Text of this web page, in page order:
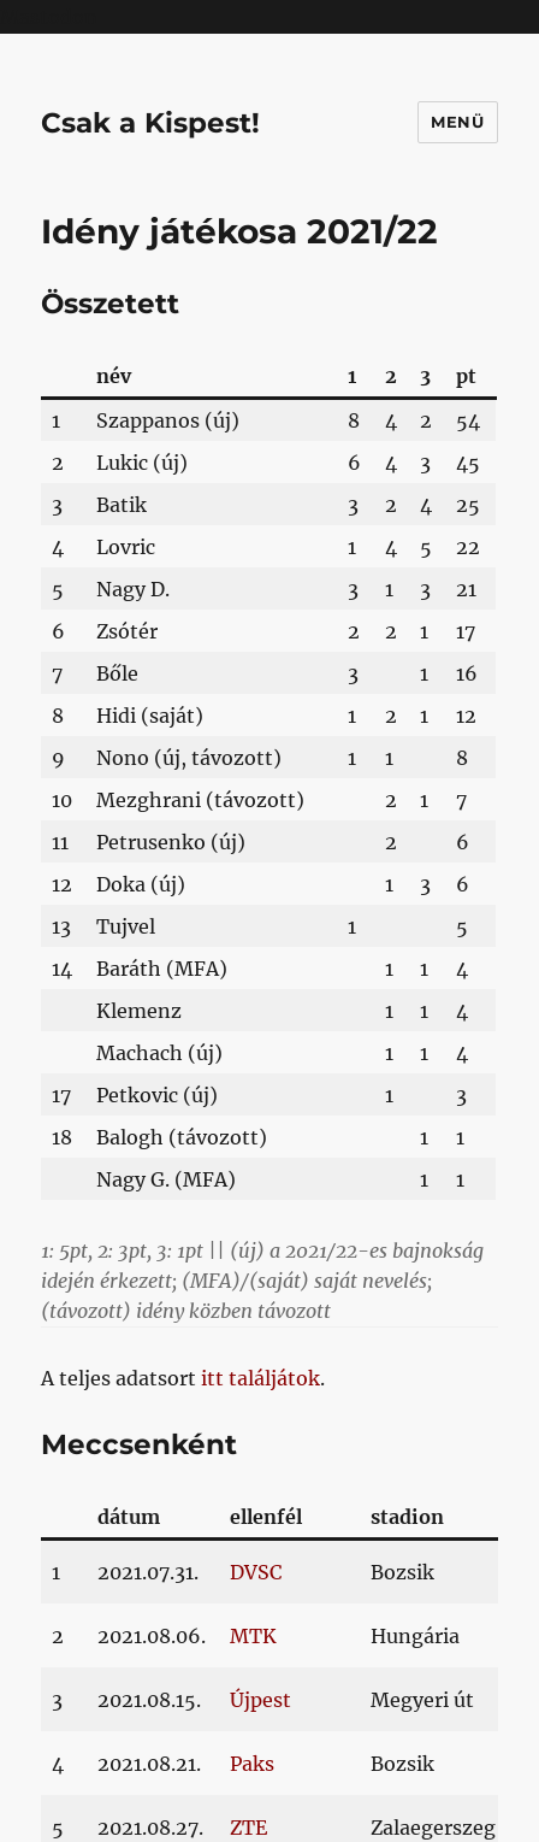
Csak a Kispest! MENÜ
Idény játékosa 2021/22
Összetett
név 1 2 3
pt
1
Szappanos (új) 8 4 2
54
2
Lukic (új) 6 4 3
45
3
Batik 3 2 4
25
4
Lovric 1 4 5
22
5
Nagy D. 3 1 3
21
6
Zsótér 2 2 1
17
7
Bőle 3 1
16
8
Hidi (saját) 1 2 1
12
9
Nono (új, távozott) 1 1
8
10
Mezghrani (távozott) 2 1
7
11
Petrusenko (új) 2
6
12
Doka (új) 1 3
6
13
Tujvel 1
5
14
Baráth (MFA) 1 1
4
Klemenz
1 1
4
Machach (új)
1 1
4
17
Petkovic (új) 1
3
18
Balogh (távozott) 1
1
Nagy G. (MFA)
1 1
1: 5pt, 2: 3pt, 3: 1pt || (új) a 2021/22-es bajnokság
idején érkezett; (MFA)/(saját) saját nevelés;
(távozott) idény közben távozott
A teljes adatsortitt találjátok.
Meccsenként
dátum ellenfél stadion
1 2021.07.31. DVSC Bozsik
2 2021.08.06. MTK Hungária
3 2021.08.15. Újpest Megyeri út
4 2021.08.21. Paks Bozsik
5 2021.08.27. ZTE Zalaegerszeg